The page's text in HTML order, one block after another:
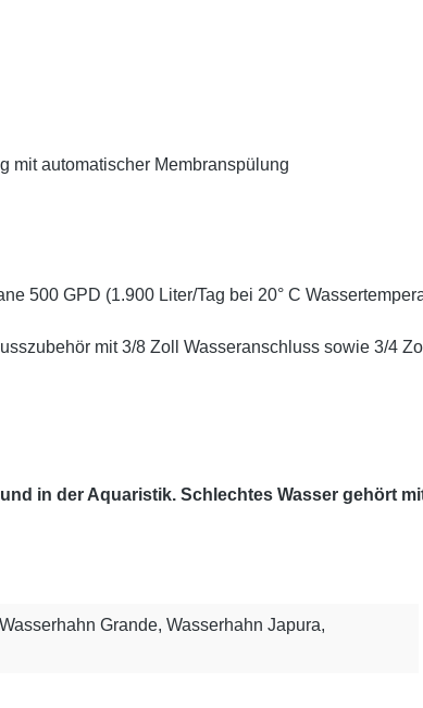
mit automatischer Membranspülung
500 GPD (1.900 Liter/Tag bei 20° C
mit 3/8 Zoll Wasseranschluss sowie 3/4
in der Aquaristik. Schlechtes Wasser gehört
Grande, Wasserhahn Japura,